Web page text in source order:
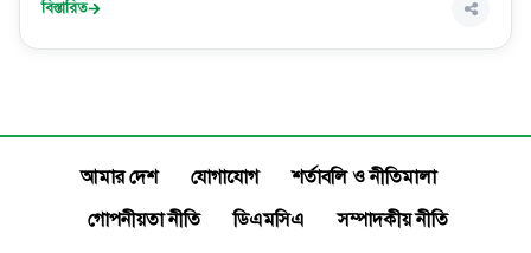
বিস্তারিত
আমার দেশ যোগাযোগ
শর্তাবলি ও নীতিমালা
গোপনীয়তা নীতি
ডিএমসিএ সম্পাদকীয় নীতি